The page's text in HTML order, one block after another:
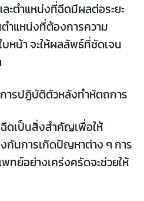
ะตำแหน่งที่ฉีดมีผลต่อระยะ
ตำแหน่งที่ต้องการความ
บหน้า จะให้ผลลัพธ์ที่ชัดเจน
ารปฏิบัติตัวหลังทำหัตถการ
ดเป็นสิ่งสำคัญเพื่อให้
กันการเกิดปัญหาต่าง ๆ การ
ทย์อย่างเคร่งครัดจะช่วยให้